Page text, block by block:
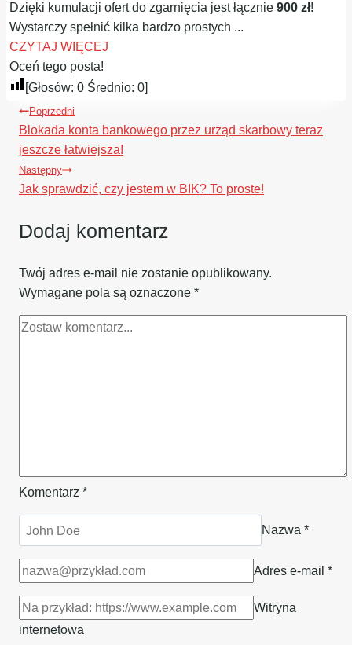
Dzięki kumulacji ofert do zgarnięcia jest łącznie900 zł!
Wystarczy spełnić kilka bardzo prostych ...
CZYTAJ WIĘCEJ
Oceń tego posta!
[Głosów:0 Średnio:0]
Nawigacja
wpisu
Poprzedni
Blokada konta bankowego przez urząd skarbowy teraz
jeszcze łatwiejsza!
Następny
Jak sprawdzić, czy jestem w BIK? To proste!
Dodaj komentarz
Twój adres e-mail nie zostanie opublikowany.
Wymagane pola są oznaczone *
Komentarz *
Nazwa *
Adres e-mail *
Witryna
internetowa